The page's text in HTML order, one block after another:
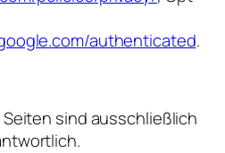
authenticated.
sind ausschließlich